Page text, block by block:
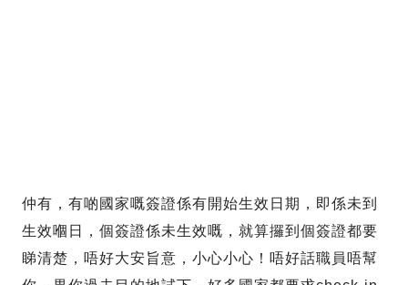
仲有，有啲國家嘅簽證係有開始生效日期，即係未到
生效嗰日，個簽證係未生效嘅，就算攞到個簽證都要
睇清楚，唔好大安旨意，小心小心！唔好話職員唔幫